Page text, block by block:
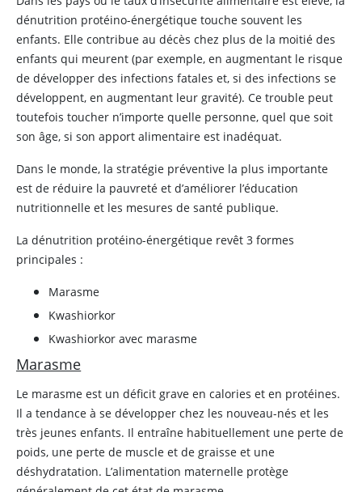
dénutrition protéino-énergétique touche souvent les
enfants. Elle contribue au décès chez plus de la moitié des
enfants qui meurent (par exemple, en augmentant le risque
de développer des infections fatales et, si des infections se
développent, en augmentant leur gravité). Ce trouble peut
toutefois toucher n’importe quelle personne, quel que soit
son âge, si son apport alimentaire est inadéquat.
Dans le monde, la stratégie préventive la plus importante
est de réduire la pauvreté et d’améliorer l’éducation
nutritionnelle et les mesures de santé publique.
La dénutrition protéino-énergétique revêt 3 formes
principales :
Marasme
Kwashiorkor
Kwashiorkor avec marasme
Marasme
Le marasme est un déficit grave en calories et en protéines.
Il a tendance à se développer chez les nouveau-nés et les
très jeunes enfants. Il entraîne habituellement une perte de
poids, une perte de muscle et de graisse et une
déshydratation. L’alimentation maternelle protège